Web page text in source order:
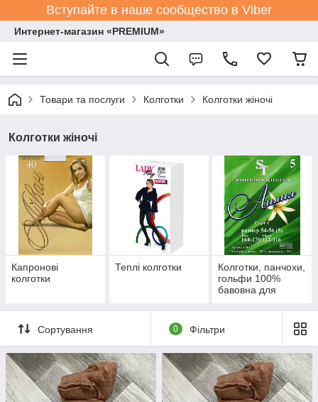
Вступайте в наше сообщество в Viber
Интернет-магазин «PREMIUM»
Товари та послуги Колготки Колготки жіночі
Колготки жіночі
Капронові
колготки
Теплі колготки
Колготки, панчохи,
гольфи 100%
бавовна для
Сортування 0 Фільтри